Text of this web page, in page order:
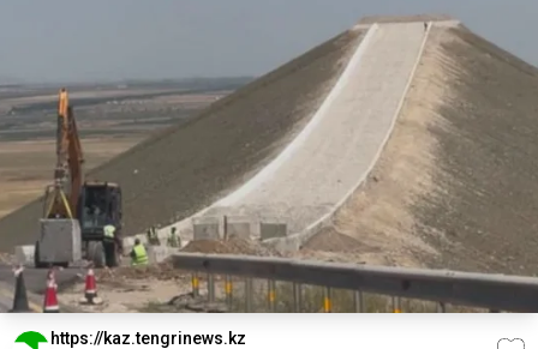
https://kaz.tengrinews.kz